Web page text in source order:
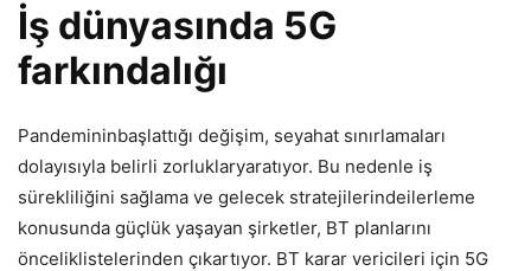
İş dünyasında 5G
farkındalığı
Pandemininbaşlattığı değişim, seyahat sınırlamaları
dolayısıyla belirli zorluklaryaratıyor. Bu nedenle iş
sürekliliğini sağlama ve gelecek stratejilerindeilerleme
konusunda güçlük yaşayan şirketler, BT planlarını
önceliklistelerinden çıkartıyor. BT karar vericileri için 5G